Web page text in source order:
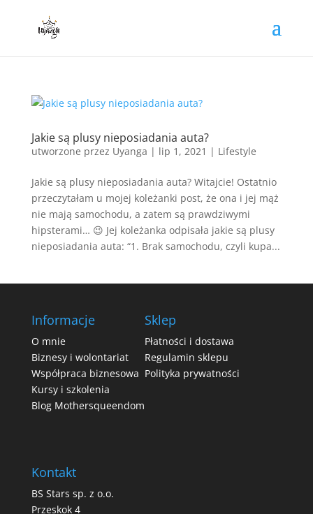
Jakie są plusy nieposiadania auta?
utworzone przez Uyanga | lip 1, 2021 | Lifestyle
Jakie są plusy nieposiadania auta? Witajcie! Ostatnio
przeczytałam u mojej koleżanki post, że ona i jej mąż
nie mają samochodu, a zatem są prawdziwymi
hipsterami… 😉 Jej koleżanka odpisała jakie są plusy
nieposiadania auta: “1. Brak samochodu, czyli kupa...
Informacje
O mnie
Biznesy i wolontariat
Współpraca biznesowa
Kursy i szkolenia
Blog Mothersqueendom
Sklep
Płatności i dostawa
Regulamin sklepu
Polityka prywatności
Kontakt
BS Stars sp. z o.o.
Przeskok 4